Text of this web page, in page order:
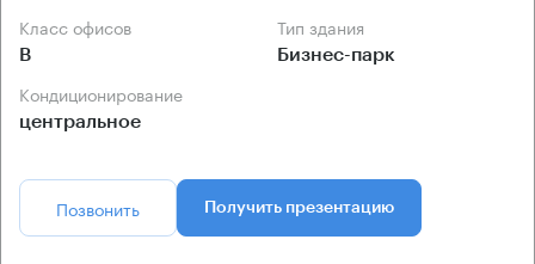
Класс офисов
B
Тип здания
Бизнес-парк
Кондиционирование
центральное
Позвонить Получить презентацию